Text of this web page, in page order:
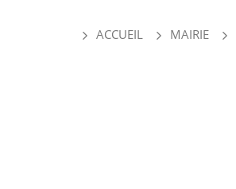
ACCUEIL MAIRIE